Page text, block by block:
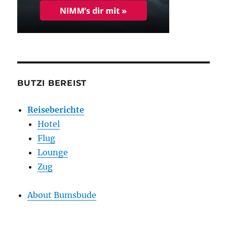
BUTZI BEREIST
Reiseberichte
Hotel
Flug
Lounge
Zug
About Bumsbude